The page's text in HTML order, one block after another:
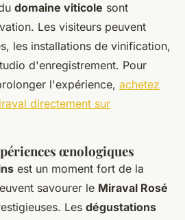
domaine viticole sont
Les visiteurs peuvent
les installations de vinification,
d'enregistrement. Pour
l'expérience, achetez
directement sur
œnologiques
est un moment fort de la
savourer le Miraval Rosé
Les dégustations